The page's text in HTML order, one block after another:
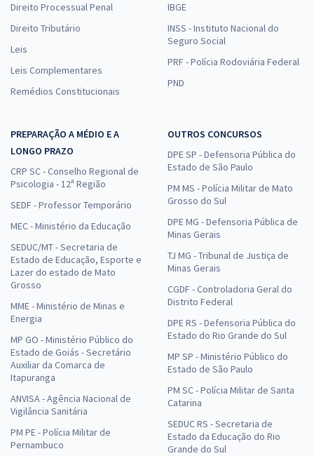
Direito Processual Penal
Direito Tributário
Leis
Leis Complementares
Remédios Constitucionais
IBGE
INSS - Instituto Nacional do
Seguro Social
PRF - Polícia Rodoviária Federal
PND
PREPARAÇÃO A MÉDIO E A
LONGO PRAZO
CRP SC - Conselho Regional de
Psicologia - 12ª Região
SEDF - Professor Temporário
MEC - Ministério da Educação
SEDUC/MT - Secretaria de
Estado de Educação, Esporte e
Lazer do estado de Mato
Grosso
MME - Ministério de Minas e
Energia
MP GO - Ministério Público do
Estado de Goiás - Secretário
Auxiliar da Comarca de
Itapuranga
ANVISA - Agência Nacional de
Vigilância Sanitária
PM PE - Polícia Militar de
Pernambuco
OUTROS CONCURSOS
DPE SP - Defensoria Pública do
Estado de São Paulo
PM MS - Polícia Militar de Mato
Grosso do Sul
DPE MG - Defensoria Pública de
Minas Gerais
TJ MG - Tribunal de Justiça de
Minas Gerais
CGDF - Controladoria Geral do
Distrito Federal
DPE RS - Defensoria Pública do
Estado do Rio Grande do Sul
MP SP - Ministério Público do
Estado de São Paulo
PM SC - Polícia Militar de Santa
Catarina
SEDUC RS - Secretaria de
Estado da Educação do Rio
Grande do Sul